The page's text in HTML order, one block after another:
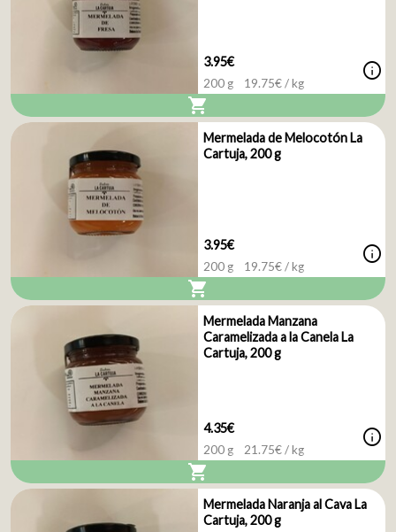
3.95€
200 g 19.75€ / kg info
shopping_cart
Mermelada de Melocotón La
Cartuja, 200 g
3.95€
200 g 19.75€ / kg info
shopping_cart
Mermelada Manzana
Caramelizada a la Canela La
Cartuja, 200 g
4.35€
200 g 21.75€ / kg info
shopping_cart
Mermelada Naranja al Cava La
Cartuja, 200 g